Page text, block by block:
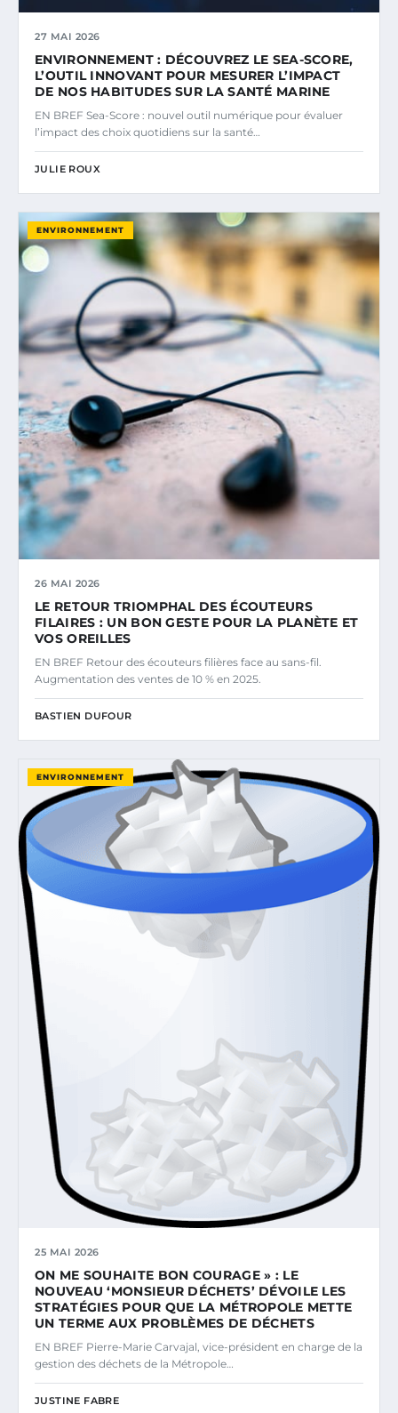
27 MAI 2026
ENVIRONNEMENT : DÉCOUVREZ LE SEA-SCORE,
L’OUTIL INNOVANT POUR MESURER L’IMPACT
DE NOS HABITUDES SUR LA SANTÉ MARINE
EN BREF Sea-Score : nouvel outil numérique pour évaluer
l’impact des choix quotidiens sur la santé…
JULIE ROUX
ENVIRONNEMENT
26 MAI 2026
LE RETOUR TRIOMPHAL DES ÉCOUTEURS
FILAIRES : UN BON GESTE POUR LA PLANÈTE ET
VOS OREILLES
EN BREF Retour des écouteurs filières face au sans-fil.
Augmentation des ventes de 10 % en 2025.
BASTIEN DUFOUR
ENVIRONNEMENT
25 MAI 2026
ON ME SOUHAITE BON COURAGE » : LE
NOUVEAU ‘MONSIEUR DÉCHETS’ DÉVOILE LES
STRATÉGIES POUR QUE LA MÉTROPOLE METTE
UN TERME AUX PROBLÈMES DE DÉCHETS
EN BREF Pierre-Marie Carvajal, vice-président en charge de la
gestion des déchets de la Métropole…
JUSTINE FABRE